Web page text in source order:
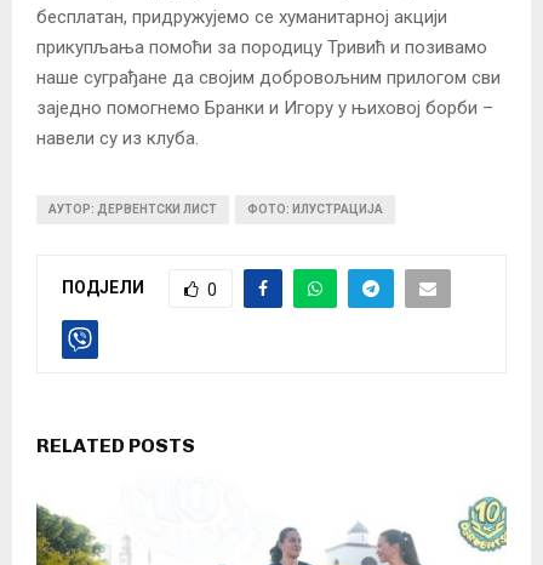
бесплатан, придружујемо се хуманитарној акцији
прикупљања помоћи за породицу Тривић и позивамо
наше суграђане да својим добровољним прилогом сви
заједно помогнемо Бранки и Игору у њиховој борби –
навели су из клуба.
АУТОР: ДЕРВЕНТСКИ ЛИСТ ФОТО: ИЛУСТРАЦИЈА
ПОДЈЕЛИ 0
RELATED POSTS